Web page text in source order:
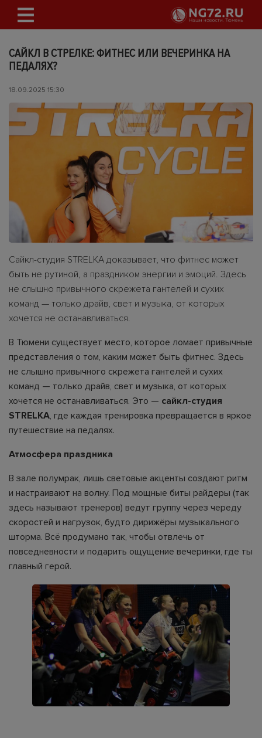
САЙКЛ В СТРЕЛКЕ: ФИТНЕС ИЛИ ВЕЧЕРИНКА НА
ПЕДАЛЯХ?
18.09.2025 15:30
Сайкл-студия STRELKA доказывает, что фитнес может
быть не рутиной, а праздником энергии и эмоций. Здесь
не слышно привычного скрежета гантелей и сухих
команд — только драйв, свет и музыка, от которых
хочется не останавливаться.
В Тюмени существует место, которое ломает привычные
представления о том, каким может быть фитнес. Здесь
не слышно привычного скрежета гантелей и сухих
команд — только драйв, свет и музыка, от которых
хочется не останавливаться. Это — сайкл-студия
STRELKA, где каждая тренировка превращается в яркое
путешествие на педалях.
Атмосфера праздника
В зале полумрак, лишь световые акценты создают ритм
и настраивают на волну. Под мощные биты райдеры (так
здесь называют тренеров) ведут группу через череду
скоростей и нагрузок, будто дирижёры музыкального
шторма. Всё продумано так, чтобы отвлечь от
повседневности и подарить ощущение вечеринки, где ты
главный герой.